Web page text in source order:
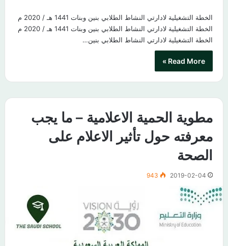
الخطة التشغيلية لادارتي النشاط الطلابي بنين وبنات 1441 هـ / 2020 م
الخطة التشغيلية لادارتي النشاط الطلابي بنين وبنات 1441 هـ / 2020 م
الخطة التشغيلية لادارتي النشاط الطلابي بنين…
Read More »
مطوية الحمية الاعلامية – ما يجب
معرفته حول تأثير الاعلام على
الصحة
2019-02-04
943